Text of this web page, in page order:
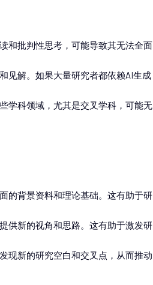
和批判性思考，可能导致其无法全面
见解。如果大量研究者都依赖AI生成
学科领域，尤其是交叉学科，可能无
的背景资料和理论基础。这有助于研
供新的视角和思路。这有助于激发研
现新的研究空白和交叉点，从而推动